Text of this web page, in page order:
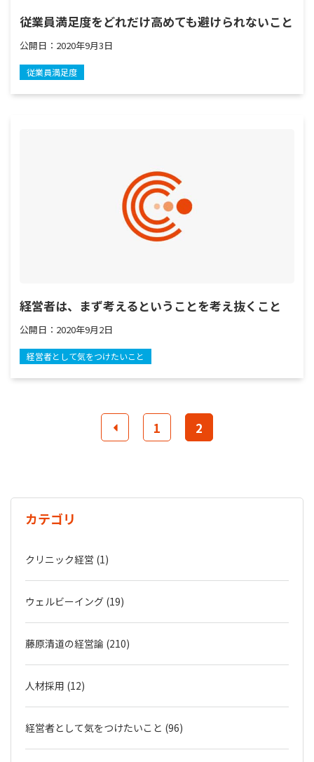
従業員満足度をどれだけ高めても避けられないこと
公開日： 2020年9月3日
従業員満足度
経営者は、まず考えるということを考え抜くこと
公開日： 2020年9月2日
経営者として気をつけたいこと
1 2
カテゴリ
クリニック経営 (1)
ウェルビーイング (19)
藤原清道の経営論 (210)
人材採用 (12)
経営者として気をつけたいこと (96)